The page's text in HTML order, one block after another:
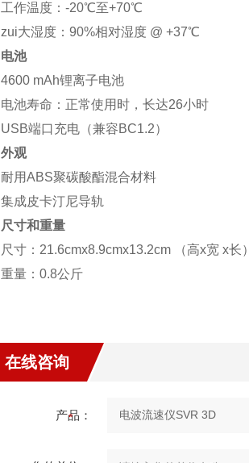
工作温度： -20℃至+70℃
zui大湿度：90%相对湿度 @ +37℃
电池
4600 mAh锂离子电池
电池寿命：正常使用时，长达26小时
USB端口充电（兼容BC1.2）
外观
耐用ABS聚碳酸酯混合材料
集成皮卡汀尼导轨
尺寸和重量
尺寸： 21.6cmx8.9cmx13.2cm （高x宽 x长）
重量： 0.8公斤
在线咨询
产品：